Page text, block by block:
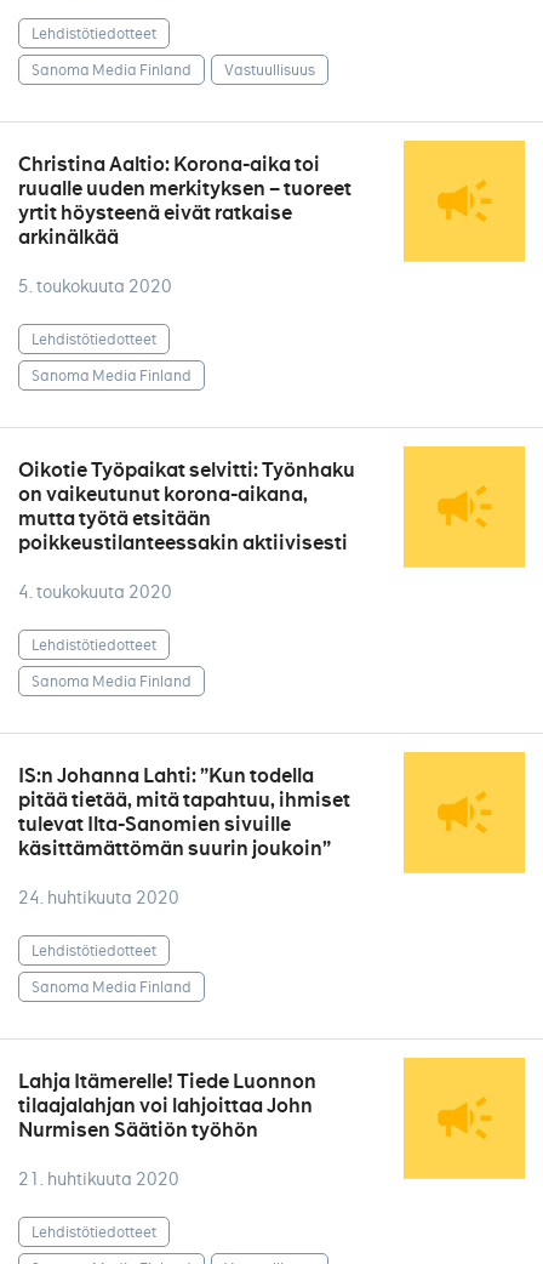
Lehdistötiedotteet
Sanoma Media Finland
Vastuullisuus
Christina Aaltio: Korona-aika toi
ruualle uuden merkityksen – tuoreet
yrtit höysteenä eivät ratkaise
arkinälkää
5. toukokuuta 2020
Lehdistötiedotteet
Sanoma Media Finland
Oikotie Työpaikat selvitti: Työnhaku
on vaikeutunut korona-aikana,
mutta työtä etsitään
poikkeustilanteessakin aktiivisesti
4. toukokuuta 2020
Lehdistötiedotteet
Sanoma Media Finland
IS:n Johanna Lahti: ”Kun todella
pitää tietää, mitä tapahtuu, ihmiset
tulevat Ilta-Sanomien sivuille
käsittämättömän suurin joukoin”
24. huhtikuuta 2020
Lehdistötiedotteet
Sanoma Media Finland
Lahja Itämerelle! Tiede Luonnon
tilaajalahjan voi lahjoittaa John
Nurmisen Säätiön työhön
21. huhtikuuta 2020
Lehdistötiedotteet